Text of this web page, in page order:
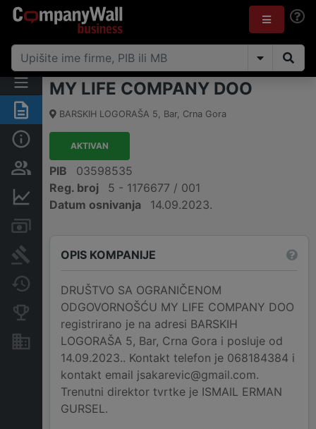
Sažetak
Osobe i vlasništvo
Finansijski podaci
Arhiva sudskih objava
Promjene
Konkurentne kompanije
Nekretnine i imovina
MY LIFE COMPANY DOO
BARSKIH LOGORAŠA 5, Bar, Crna Gora
AKTIVAN
PIB
03598535
Reg. broj
5 - 1176677 / 001
Datum osnivanja
14.09.2023.
OPIS KOMPANIJE
DRUŠTVO SA OGRANIČENOM
ODGOVORNOŠĆU MY LIFE COMPANY DOO
registrirano je na adresi BARSKIH
LOGORAŠA 5, Bar, Crna Gora i posluje od
14.09.2023.. Kontakt telefon je 068184384 i
kontakt email jsakarevic@gmail.com.
Trenutni direktor tvrtke je ISMAIL ERMAN
GURSEL.